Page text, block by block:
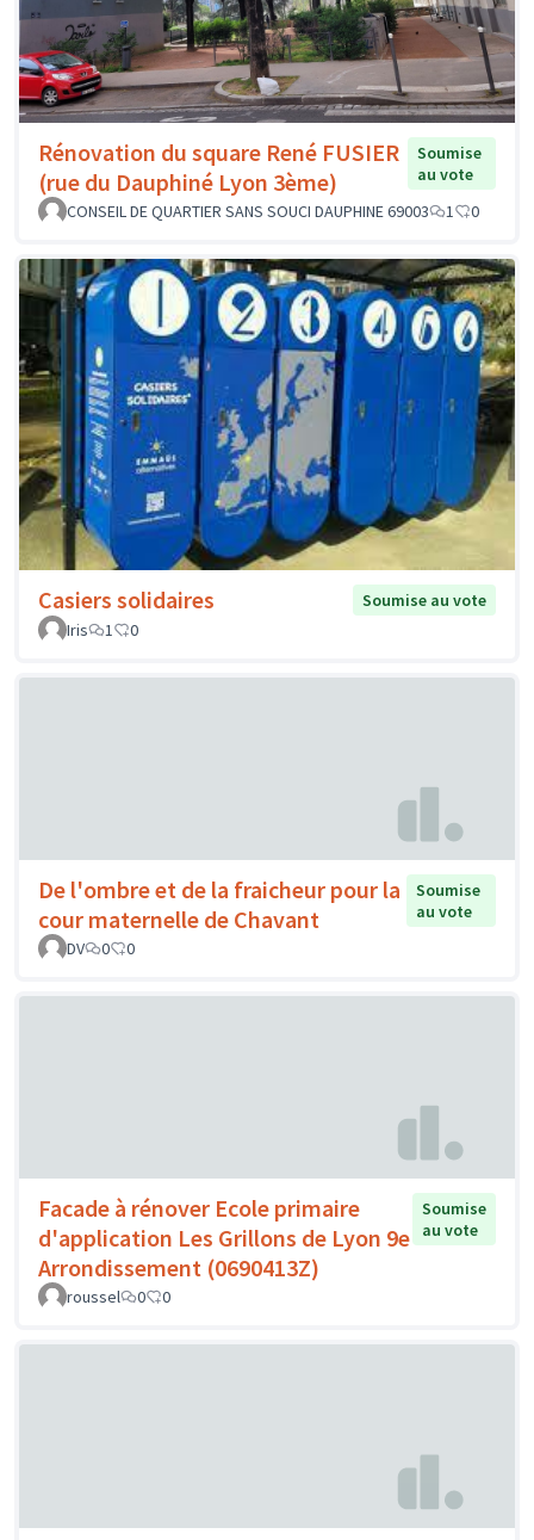
Rénovation du square René FUSIER
(rue du Dauphiné Lyon 3ème)
Soumise
au vote
CONSEIL DE QUARTIER SANS SOUCI DAUPHINE 69003
1 0
Casiers solidaires
Soumise au vote
Iris
1 0
De l'ombre et de la fraicheur pour la
cour maternelle de Chavant
Soumise
au vote
DV
0 0
Facade à rénover Ecole primaire
d'application Les Grillons de Lyon 9e
Arrondissement (0690413Z)
Soumise
au vote
roussel 0 0